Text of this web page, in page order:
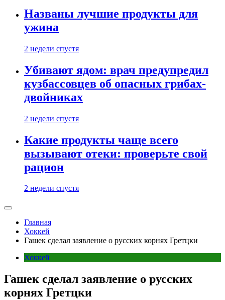
Названы лучшие продукты для
ужина
2 недели спустя
Убивают ядом: врач предупредил
кузбассовцев об опасных грибах-
двойниках
2 недели спустя
Какие продукты чаще всего
вызывают отеки: проверьте свой
рацион
2 недели спустя
Главная
Хоккей
Гашек сделал заявление о русских корнях Гретцки
Хоккей
Гашек сделал заявление о русских
корнях Гретцки